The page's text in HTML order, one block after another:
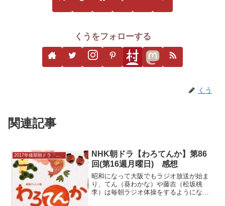
くうをフォローする
くう
関連記事
2017年後期朝ドラ「わろてんか」
NHK朝ドラ【わろてんか】第86
回(第16週月曜日) 感想
昭和になって大阪でもラジオ放送が始ま
り、てん（葵わかな）や藤吉（松坂桃
李）は毎朝ラジオ体操をするようになっ